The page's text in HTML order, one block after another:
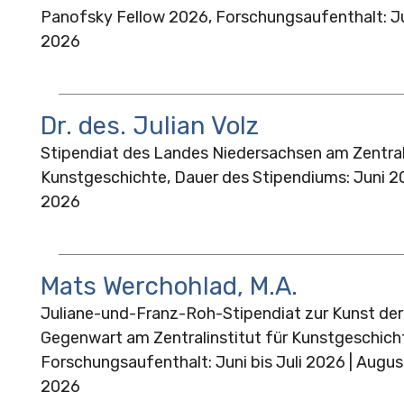
Panofsky Fellow 2026, Forschungsaufenthalt:
2026
Dr. des. Julian Volz
Stipendiat des Landes Niedersachsen am
Kunstgeschichte, Dauer des Stipendiums: Juni
2026
Mats Werchohlad, M.A.
Juliane-und-Franz-Roh-Stipendiat zur Kunst
Gegenwart am Zentralinstitut für
Forschungsaufenthalt: Juni bis Juli 2026 |
2026